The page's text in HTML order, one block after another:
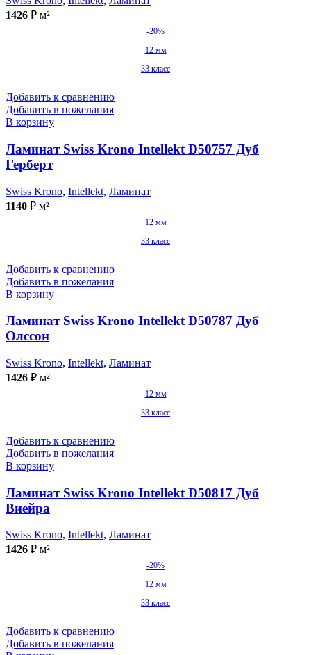
1426 ₽ м²
-20%
12 мм
33 класс
Добавить к сравнению
Добавить в пожелания
В корзину
Ламинат Swiss Krono Intellekt D50757 Дуб
Герберт
Swiss Krono, Intellekt, Ламинат
1140 ₽ м²
12 мм
33 класс
Добавить к сравнению
Добавить в пожелания
В корзину
Ламинат Swiss Krono Intellekt D50787 Дуб
Олссон
Swiss Krono, Intellekt, Ламинат
1426 ₽ м²
12 мм
33 класс
Добавить к сравнению
Добавить в пожелания
В корзину
Ламинат Swiss Krono Intellekt D50817 Дуб
Виейра
Swiss Krono, Intellekt, Ламинат
1426 ₽ м²
-20%
12 мм
33 класс
Добавить к сравнению
Добавить в пожелания